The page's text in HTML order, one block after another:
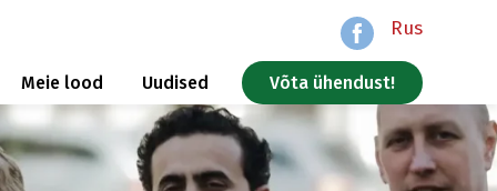
Rus
Meie lood Uudised Võta ühendust!